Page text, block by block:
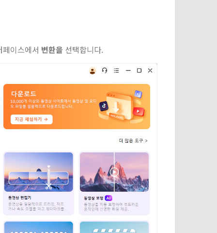
이스에서 변환을 선택합니다.